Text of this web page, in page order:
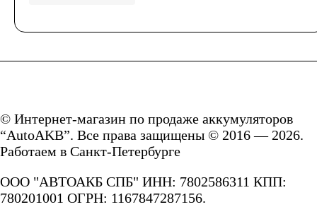
© Интернет-магазин по продаже аккумуляторов
“AutoAKB”. Все права защищены © 2016 — 2026.
Работаем в Санкт-Петербурге
ООО "АВТОАКБ СПБ" ИНН: 7802586311 КПП:
780201001 ОГРН: 1167847287156.